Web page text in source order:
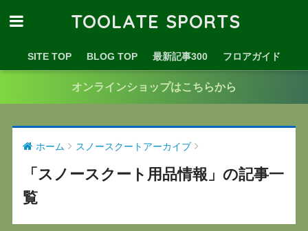
TOOLATE SPORTS
SITE TOP BLOG TOP 最新記事300 フロアガイド
オンラインショップはこちらから
ホーム スノースクートアーカイブ
「スノースクート用品情報」の記事一
覧